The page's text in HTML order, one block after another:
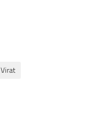
Virat